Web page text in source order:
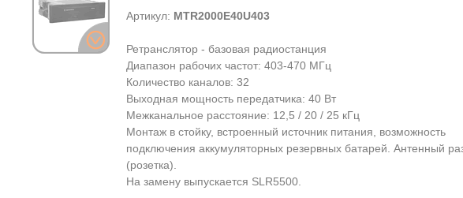
Артикул: MTR2000E40U403
Ретранслятор - базовая радиостанция
Диапазон рабочих частот: 403-470 МГц
Количество каналов: 32
Выходная мощность передатчика: 40 Вт
Межканальное расстояние: 12,5 / 20 / 25 кГц
Монтаж в стойку, встроенный источник питания, возможность
подключения аккумуляторных резервных батарей. Антенный
(розетка).
На замену выпускается SLR5500.